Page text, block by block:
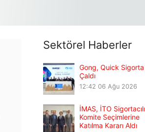
Sektörel Haberler
Gong, Quick
Çaldı
12:42 06 Ağu 2026
İMAS, İTO
Komite Seçimlerine
Katılma Kararı Aldı